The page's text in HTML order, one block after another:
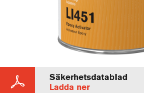
Säkerhetsdatablad
Ladda ner